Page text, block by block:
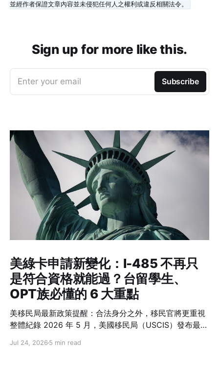
並經作者保證文章內容並未侵犯任何人之權利或違反相關法令。
Sign up for more like this.
Enter your email Subscribe
美綠卡申請新變化：I-485 不再只
是符合資格就能過？台留學生、
OPT族必懂的 6 大重點
美移民局最新政策提醒：合法身分之外，移民官將更重視
整體紀錄 2026 年 5 月，美國移民局（USCIS）發布最新
略的概念：在美國境內申請綠卡（Adjustment of
Jul 24, 2026 5 min read